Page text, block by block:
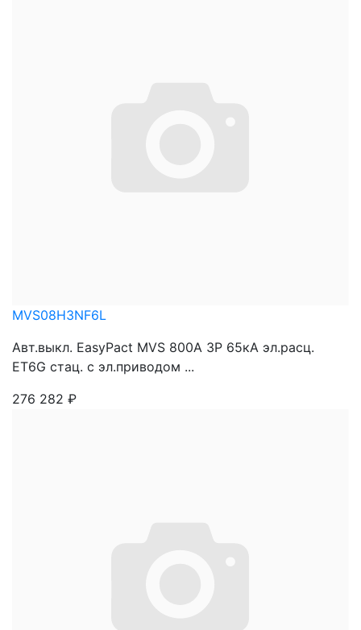
MVS08H3NF6L
Авт.выкл. EasyPact MVS 800A 3P 65кА эл.расц.
ET6G стац. с эл.приводом ...
276 282 ₽